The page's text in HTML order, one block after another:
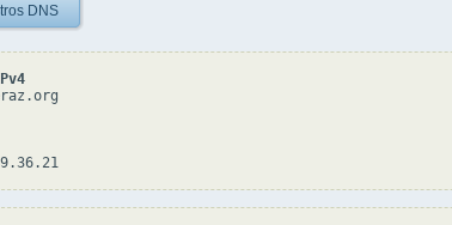
DNS
ip: 216.239.36.21